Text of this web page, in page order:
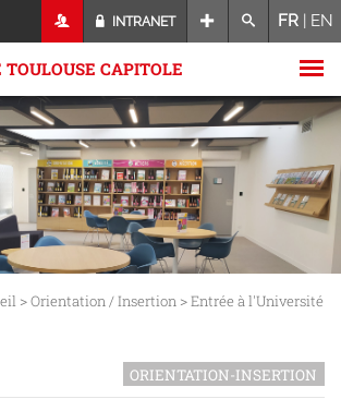
INTRANET FR | EN
CAPITOLE
>Orientation / Insertion >Entrée à l'Université
ORIENTATION-INSERTION